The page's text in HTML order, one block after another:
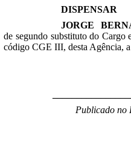
DISPENSAR
JORGE
de segundo substituto do Cargo
código CGE III, desta Agência,
Publicado no